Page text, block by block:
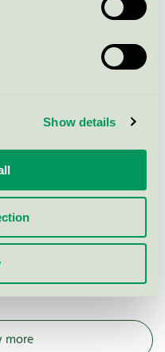
Show details
Bläshammar
1:140)
more